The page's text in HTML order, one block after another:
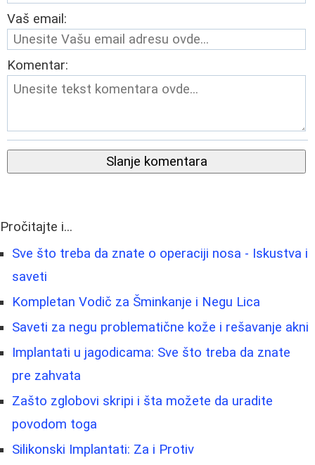
Vaš email:
Komentar:
Slanje komentara
Pročitajte i...
Sve što treba da znate o operaciji nosa - Iskustva i
saveti
Kompletan Vodič za Šminkanje i Negu Lica
Saveti za negu problematične kože i rešavanje akni
Implantati u jagodicama: Sve što treba da znate
pre zahvata
Zašto zglobovi skripi i šta možete da uradite
povodom toga
Silikonski Implantati: Za i Protiv